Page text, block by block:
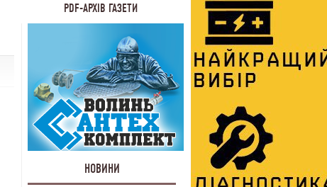
PDF-АРХІВ ГАЗЕТИ
НОВИНИ